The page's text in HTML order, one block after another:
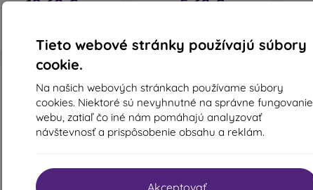
Tieto webové stránky používajú súbory
cookie.
Na našich webových stránkach používame súbory
cookies. Niektoré sú nevyhnutné na správne fungovanie
webu, zatiaľ čo iné nám pomáhajú analyzovať
návštevnosť a prispôsobenie obsahu a reklám.
Akceptovať
12,60 € 5,62 €